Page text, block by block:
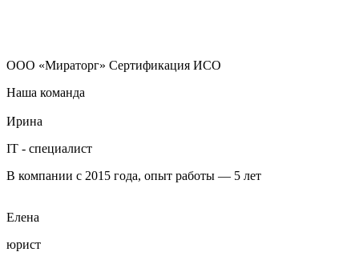
ООО «Мираторг» Сертификация ИСО
Наша команда
Ирина
IT - специалист
В компании с 2015 года, опыт работы — 5 лет
Елена
юрист